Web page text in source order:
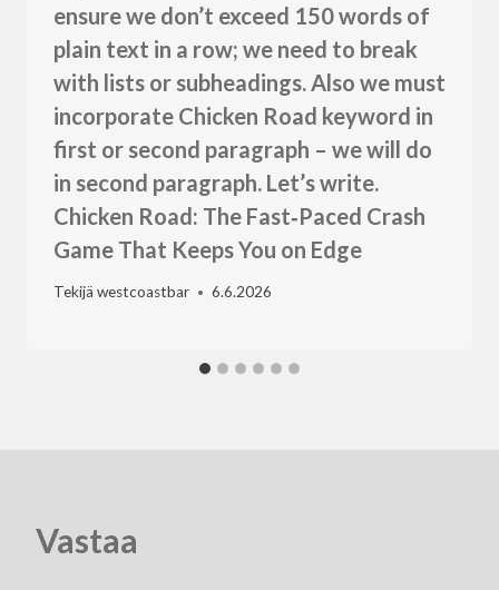
ensure we don’t exceed 150 words of
plain text in a row; we need to break
with lists or subheadings. Also we must
incorporate Chicken Road keyword in
first or second paragraph – we will do
in second paragraph. Let’s write.
Chicken Road: The Fast‑Paced Crash
Game That Keeps You on Edge
Tekijä westcoastbar 6.6.2026
Vastaa